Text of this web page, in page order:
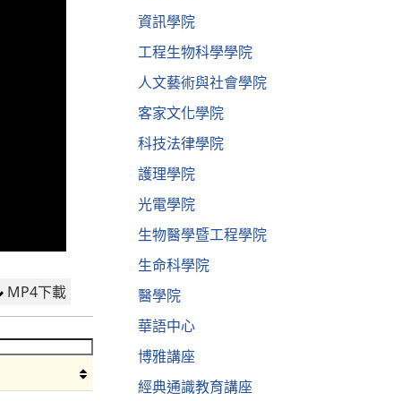
MP4下載
資訊學院
工程生物科學學院
人文藝術與社會學院
客家文化學院
科技法律學院
護理學院
光電學院
生物醫學暨工程學院
生命科學院
醫學院
華語中心
博雅講座
經典通識教育講座